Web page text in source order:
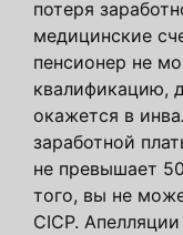
потеря
медицинские
пенсионер не
квалификацию,
окажется в
заработной
не превышает
того, вы не
CICP.